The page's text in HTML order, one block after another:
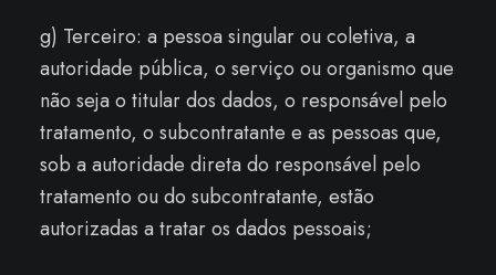
g) Terceiro: a pessoa singular ou coletiva, a
autoridade pública, o serviço ou organismo que
não seja o titular dos dados, o responsável pelo
tratamento, o subcontratante e as pessoas que,
sob a autoridade direta do responsável pelo
tratamento ou do subcontratante, estão
autorizadas a tratar os dados pessoais;